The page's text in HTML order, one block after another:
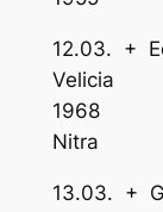
12.03. +
1968
Nitra
13.03. +